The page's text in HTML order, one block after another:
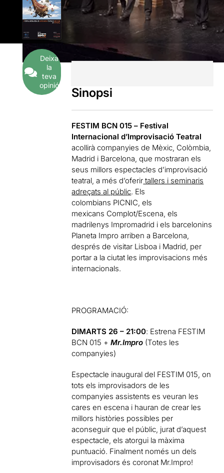
Deixa
la
teva
opinió
Sinopsi
FESTIM BCN 015 – Festival
Internacional d’Improvisació Teatral
acollirà companyies de Mèxic, Colòmbia,
Madrid i Barcelona, que mostraran els
seus millors espectacles d’improvisació
teatral, a més d’oferir tallers i seminaris
adreçats al públic. Els
colombians PICNIC, els
mexicans Complot/Escena, els
madrilenys Impromadrid i els barcelonins
Planeta Impro arriben a Barcelona,
després de visitar Lisboa i Madrid, per
portar a la ciutat les improvisacions més
internacionals.
PROGRAMACIÓ:
DIMARTS 26 – 21:00: Estrena FESTIM
BCN 015 +Mr.Impro (Totes les
companyies)
Espectacle inaugural del FESTIM 015, on
tots els improvisadors de les
companyies assistents es veuran les
cares en escena i hauran de crear les
millors històries possibles per
aconseguir que el públic, jurat d’aquest
espectacle, els atorgui la màxima
puntuació. Finalment només un dels
improvisadors és coronat Mr.Impro!